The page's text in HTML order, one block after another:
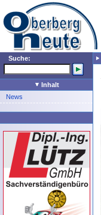
Suche:
Inhalt
News